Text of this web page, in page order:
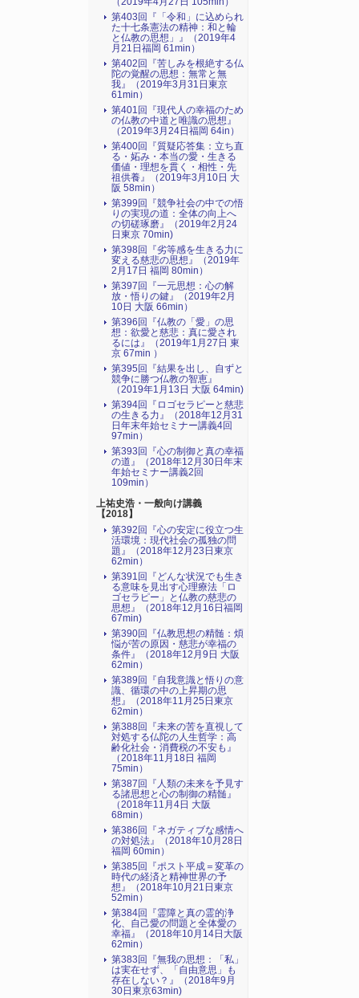
第403回『「令和」に込められ
た十七条憲法の精神：和と輪
と仏教の思想」』（2019年4
月21日福岡 61min）
第402回『苦しみを根絶する仏
陀の覚醒の思想：無常と無
我』（2019年3月31日東京
61min）
第401回『現代人の幸福のため
の仏教の中道と唯識の思想』
（2019年3月24日福岡 64in）
第400回『質疑応答集：立ち直
る・妬み・本当の愛・生きる
価値・理想を貫く・相性・先
祖供養』（2019年3月10日 大
阪 58min）
第399回『競争社会の中での悟
りの実現の道：全体の向上へ
の切磋琢磨』（2019年2月24
日東京 70min)
第398回『劣等感を生きる力に
変える慈悲の思想』（2019年
2月17日 福岡 80min）
第397回『一元思想：心の解
放・悟りの鍵』（2019年2月
10日 大阪 66min）
第396回『仏教の「愛」の思
想：欲愛と慈悲：真に愛され
るには』（2019年1月27日 東
京 67min ）
第395回『結果を出し、自ずと
競争に勝つ仏教の智恵』
（2019年1月13日 大阪 64min)
第394回『ロゴセラピーと慈悲
の生きる力』（2018年12月31
日年末年始セミナー講義4回
97min）
第393回『心の制御と真の幸福
の道』（2018年12月30日年末
年始セミナー講義2回
109min）
上祐史浩・一般向け講義
【2018】
第392回『心の安定に役立つ生
活環境：現代社会の孤独の問
題』（2018年12月23日東京
62min）
第391回『どんな状況でも生き
る意味を見出す心理療法「ロ
ゴセラピー」と仏教の慈悲の
思想』（2018年12月16日福岡
67min)
第390回『仏教思想の精髄：煩
悩が苦の原因・慈悲が幸福の
条件』（2018年12月9日 大阪
62min）
第389回『自我意識と悟りの意
識、循環の中の上昇期の思
想』（2018年11月25日東京
62min）
第388回『未来の苦を直視して
対処する仏陀の人生哲学：高
齢化社会・消費税の不安も』
（2018年11月18日 福岡
75min）
第387回『人類の未来を予見す
る諸思想と心の制御の精髄』
（2018年11月4日 大阪
68min）
第386回『ネガティブな感情へ
の対処法』（2018年10月28日
福岡 60min）
第385回『ポスト平成＝変革の
時代の経済と精神世界の予
想』（2018年10月21日東京
52min）
第384回『霊障と真の霊的浄
化、自己愛の問題と全体愛の
幸福』（2018年10月14日大阪
62min）
第383回『無我の思想：「私」
は実在せず、「自由意思」も
存在しない？』（2018年9月
30日東京63min)